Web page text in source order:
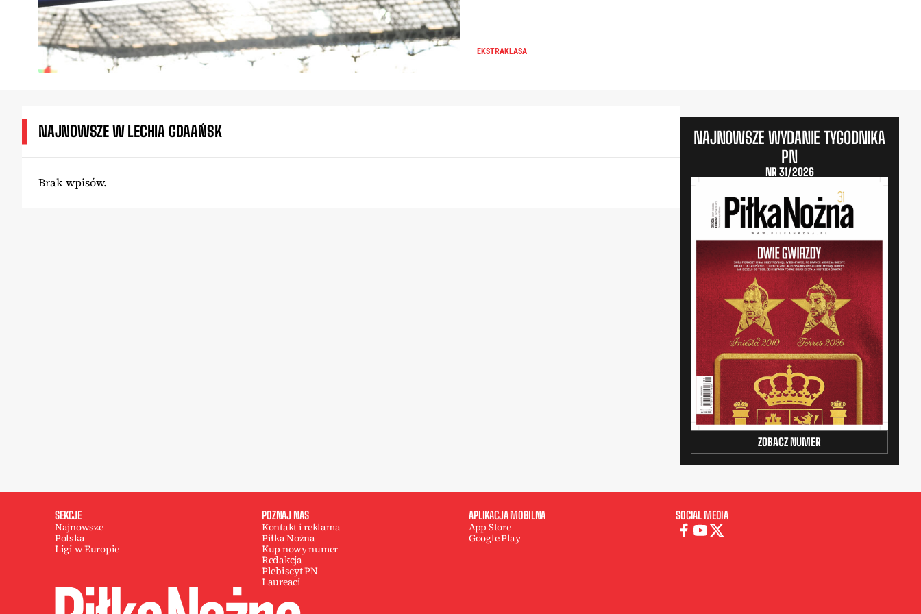
EKSTRAKLASA
NAJNOWSZE W LECHIA GDAAŃSK
Brak wpisów.
NAJNOWSZE WYDANIE TYGODNIKA
PN
NR 31/2026
ZOBACZ NUMER
SEKCJE
Najnowsze
Polska
Ligi w Europie
POZNAJ NAS
Kontakt i reklama
Piłka Nożna
Kup nowy numer
Redakcja
Plebiscyt PN
Laureaci
APLIKACJA MOBILNA
App Store
Google Play
SOCIAL MEDIA